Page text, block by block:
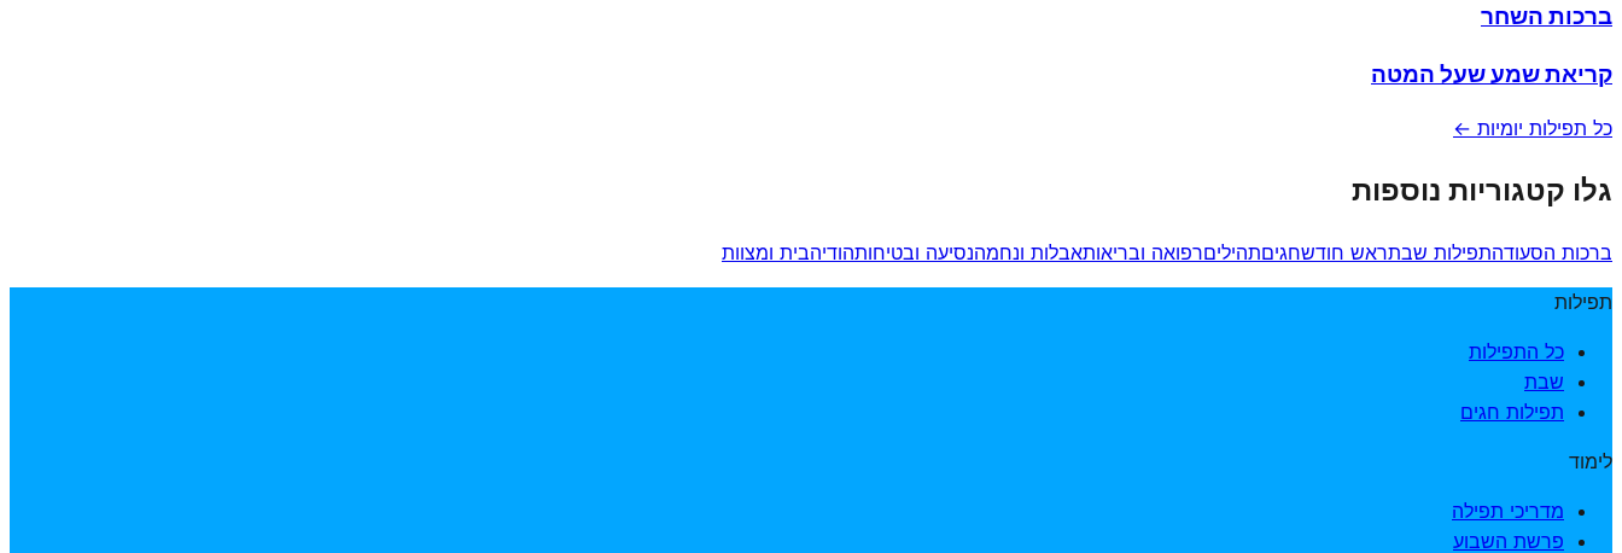
ברכות השחר
קריאת שמע שעל המטה
כל תפילות יומיות ←
גלו קטגוריות נוספות
ברכות הסעודהתפילות שבתראש חודשחגיםתהיליםרפואה ובריאותאבלות ונחמהנסיעה ובטיחותהודיהבית ומצוות
תפילות
כל התפילות
שבת
תפילות חגים
לימוד
מדריכי תפילה
פרשת השבוע